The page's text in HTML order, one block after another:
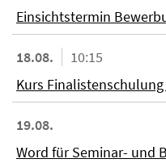
Einsichtstermin
18.08.
10:15
Kurs
19.08.
Word für Seminar- und